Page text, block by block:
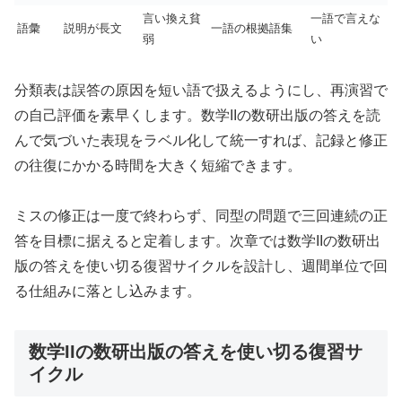
語彙 説明が長文
言い換え貧
弱
一語の根拠語集
一語で言えな
い
分類表は誤答の原因を短い語で扱えるようにし、再演習で
の自己評価を素早くします。数学IIの数研出版の答えを読
んで気づいた表現をラベル化して統一すれば、記録と修正
の往復にかかる時間を大きく短縮できます。
ミスの修正は一度で終わらず、同型の問題で三回連続の正
答を目標に据えると定着します。次章では数学IIの数研出
版の答えを使い切る復習サイクルを設計し、週間単位で回
る仕組みに落とし込みます。
数学IIの数研出版の答えを使い切る復習サ
イクル